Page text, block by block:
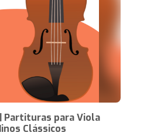
Partituras para Viola
Clássicos